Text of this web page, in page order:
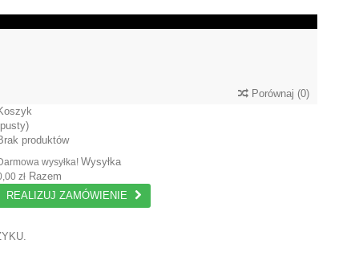
Porównaj (0)
produktów
wysyłka!Wysyłka
zł Razem
REALIZUJ ZAMÓWIENIE